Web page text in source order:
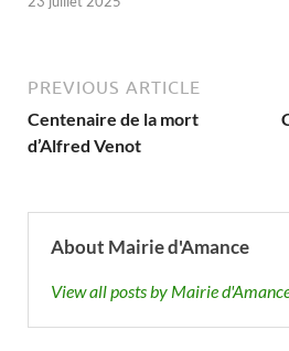
PREVIOUS ARTICLE
Centenaire de la mort
d’Alfred Venot
About Mairie d'Amance
View all posts by Mairie